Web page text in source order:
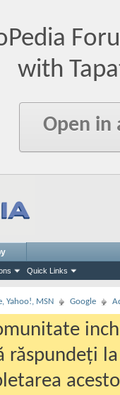
with
Open in
Quick Links
Yahoo!, MSN Google
răspundeți